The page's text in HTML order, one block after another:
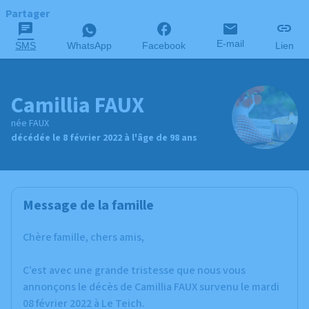
Partager
SMS WhatsApp Facebook E-mail Lien
Camillia FAUX
née FAUX
décédée le 8 février 2022 à l'âge de 98 ans
Message de la famille
Chère famille, chers amis,
C’est avec une grande tristesse que nous vous
annonçons le décès de Camillia FAUX survenu le mardi
08 février 2022 à Le Teich.